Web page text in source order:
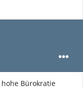
hohe Bürokratie